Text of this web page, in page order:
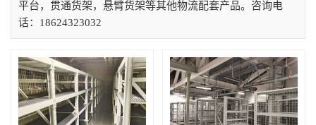
平台，贯通货架，悬臂货架等其他物流配套产品。咨询电
话：18624323032